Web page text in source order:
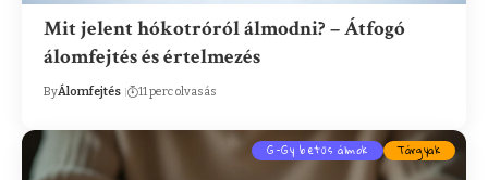
Mit jelent hókotróról álmodni? – Átfogó
álomfejtés és értelmezés
ByÁlomfejtés 11 perc olvasás
G-Gy betűs álmok Tárgyak